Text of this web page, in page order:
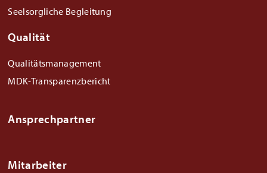
Seelsorgliche Begleitung
Qualität
Qualitätsmanagement
MDK-Transparenzbericht
Ansprechpartner
Mitarbeiter